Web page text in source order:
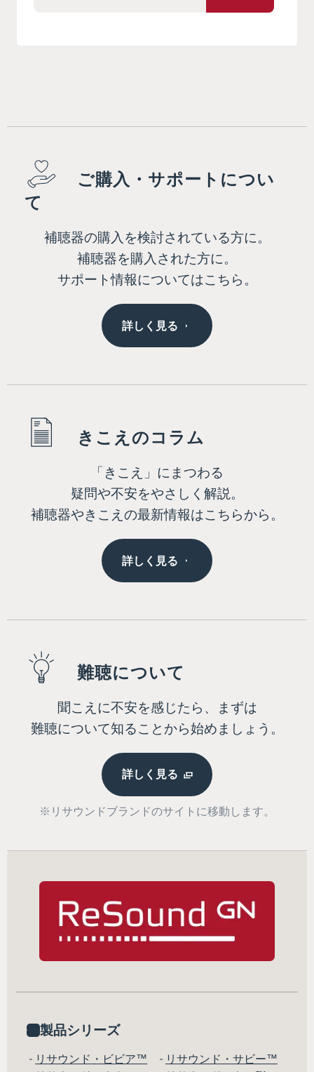
ご購入・サポートについ
て
補聴器の購入を検討されている方に。
補聴器を購入された方に。
サポート情報についてはこちら。
詳しく見る
きこえのコラム
「きこえ」にまつわる
疑問や不安をやさしく解説。
補聴器やきこえの最新情報はこちらから。
詳しく見る
難聴について
聞こえに不安を感じたら、まずは
難聴について知ることから始めましょう。
詳しく見る
※リサウンドブランドのサイトに移動します。
製品シリーズ
リサウンド・ビビア™
リサウンド・サビー™